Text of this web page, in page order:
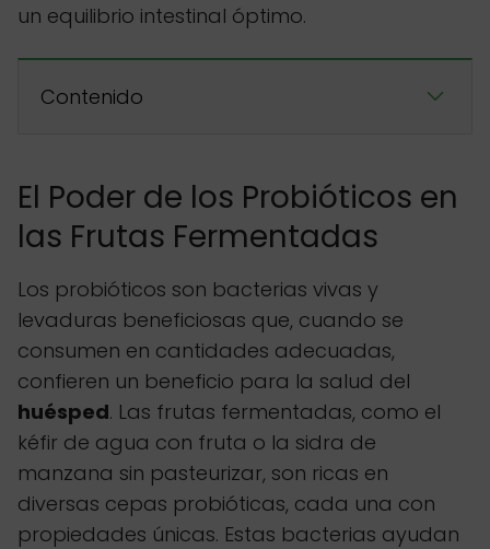
un equilibrio intestinal óptimo.
Contenido
El Poder de los Probióticos en
las Frutas Fermentadas
Los probióticos son bacterias vivas y
levaduras beneficiosas que, cuando se
consumen en cantidades adecuadas,
confieren un beneficio para la salud del
huésped. Las frutas fermentadas, como el
kéfir de agua con fruta o la sidra de
manzana sin pasteurizar, son ricas en
diversas cepas probióticas, cada una con
propiedades únicas. Estas bacterias ayudan